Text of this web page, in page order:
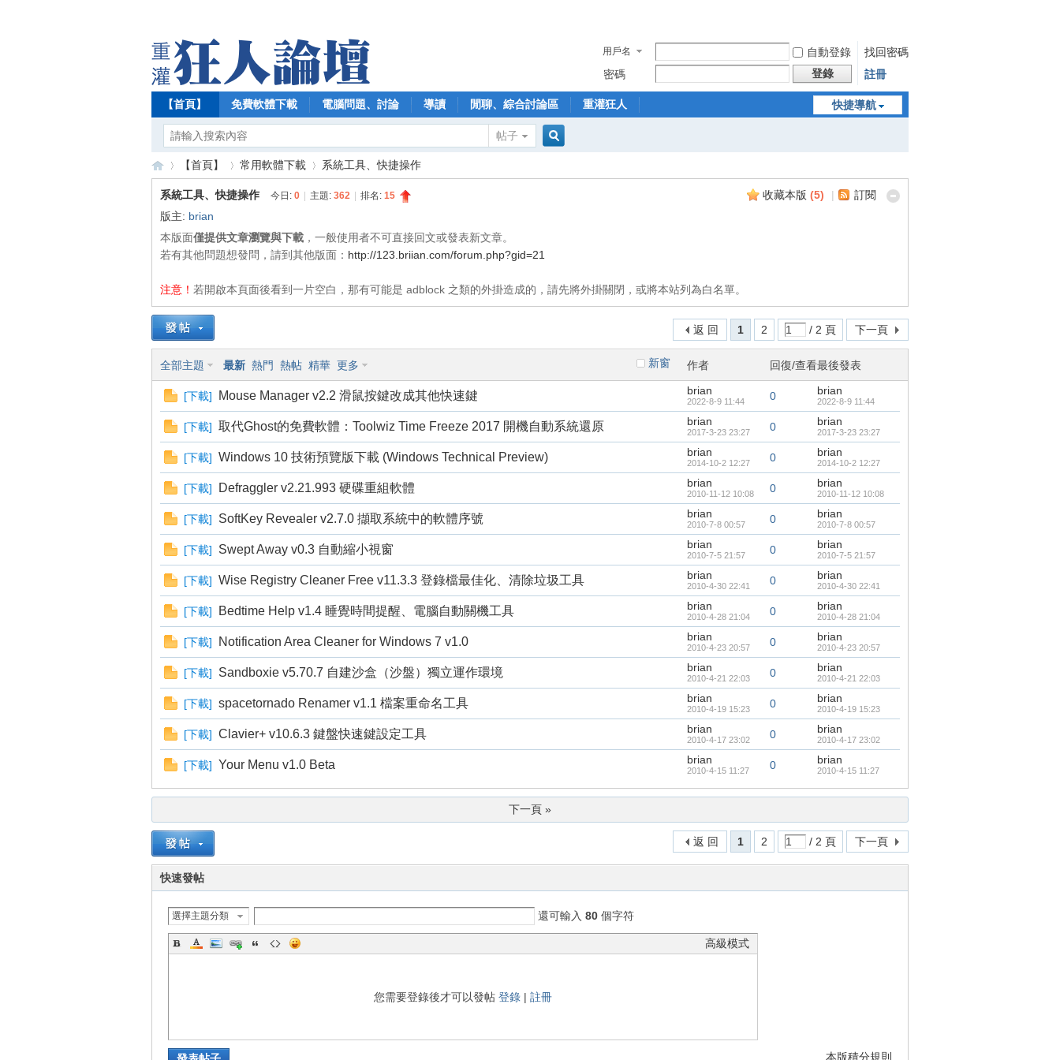
用戶名 自動登錄
找回密碼
密碼
登錄 註冊
快捷導航
【首頁】 免費軟體下載 電腦問題、討論 導讀 閒聊、綜合討論區 重灌狂人
帖子
【
壇
»
【首頁】
›
常用軟體下載 系統工具、快捷操作
收藏本版 (5) | 訂閱
系統工具、快捷操作 今日: 0 主題: 362 排名: 15
版主: brian
本版面僅提供文章瀏覽與下載 ，一般使用者不可直接回文或發表新文章。
若有其他問題想發問，請到其他版面： http://123.briian.com/forum.php?gid=21
注意！ 若開啟本頁面後看到一片空白，那有可能是 adblock 之類的外掛造成的，請先將外掛關閉，或將本站列為白名單。
1 2 / 2 頁 下一頁
返 回
新窗
全部主題 最新 熱門 熱帖 精華 更多 作者 回復/查看最後發表
[下載] Mouse Manager v2.2 滑鼠按鍵改成其他快速鍵 brian
2022-8-9 11:44 0 brian
2022-8-9 11:44
[下載] 取代Ghost的免費軟體：Toolwiz Time Freeze 2017 開機自動系統還原 brian
2017-3-23 23:27 0 brian
2017-3-23 23:27
[下載] Windows 10 技術預覽版下載 (Windows Technical Preview) brian
2014-10-2 12:27 0 brian
2014-10-2 12:27
[下載] Defraggler v2.21.993 硬碟重組軟體 brian
2010-11-12 10:08 0 brian
2010-11-12 10:08
[下載] SoftKey Revealer v2.7.0 擷取系統中的軟體序號 brian
2010-7-8 00:57 0 brian
2010-7-8 00:57
[下載] Swept Away v0.3 自動縮小視窗 brian
2010-7-5 21:57 0 brian
2010-7-5 21:57
[下載] Wise Registry Cleaner Free v11.3.3 登錄檔最佳化、清除垃圾工具 brian
2010-4-30 22:41 0 brian
2010-4-30 22:41
[下載] Bedtime Help v1.4 睡覺時間提醒、電腦自動關機工具 brian
2010-4-28 21:04 0 brian
2010-4-28 21:04
[下載] Notification Area Cleaner for Windows 7 v1.0 brian
2010-4-23 20:57 0 brian
2010-4-23 20:57
[下載] Sandboxie v5.70.7 自建沙盒（沙盤）獨立運作環境 brian
2010-4-21 22:03 0 brian
2010-4-21 22:03
[下載] spacetornado Renamer v1.1 檔案重命名工具 brian
2010-4-19 15:23 0 brian
2010-4-19 15:23
[下載] Clavier+ v10.6.3 鍵盤快速鍵設定工具 brian
2010-4-17 23:02 0 brian
2010-4-17 23:02
[下載] Your Menu v1.0 Beta brian
2010-4-15 11:27 0 brian
2010-4-15 11:27
下一頁 »
1 2 / 2 頁 下一頁
返 回
快速發帖
選擇主題分類 還可輸入 80 個字符
高級模式
您需要登錄後才可以發帖 登錄 | 註冊
本版積分規則